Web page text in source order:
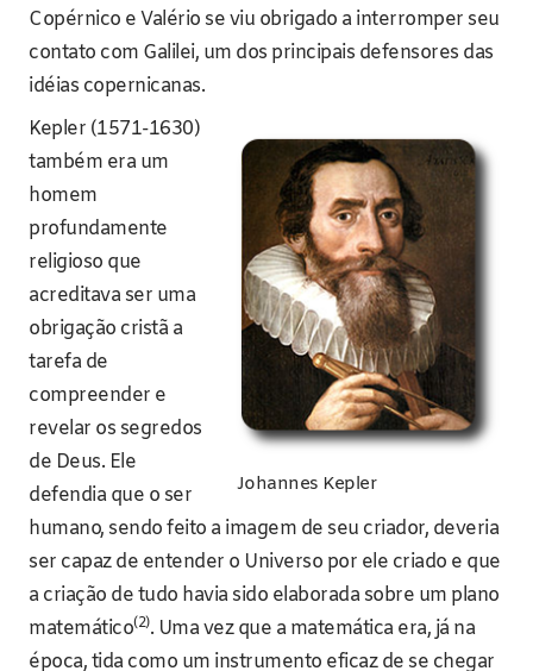
Copérnico e Valério se viu obrigado a interromper seu
contato com Galilei, um dos principais defensores das
idéias copernicanas.
Johannes Kepler
Kepler (1571-1630)
também era um
homem
profundamente
religioso que
acreditava ser uma
obrigação cristã a
tarefa de
compreender e
revelar os segredos
de Deus. Ele
defendia que o ser
humano, sendo feito a imagem de seu criador, deveria
ser capaz de entender o Universo por ele criado e que
a criação de tudo havia sido elaborada sobre um plano
matemático(2). Uma vez que a matemática era, já na
época, tida como um instrumento eficaz de se chegar